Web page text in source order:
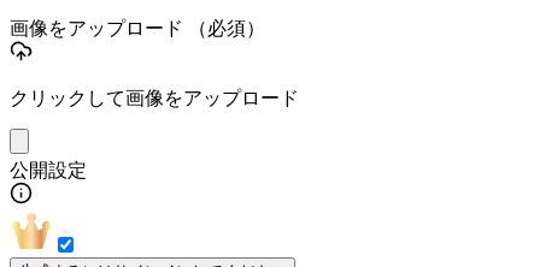
画像をアップロード （必須）
クリックして画像をアップロード
公開設定